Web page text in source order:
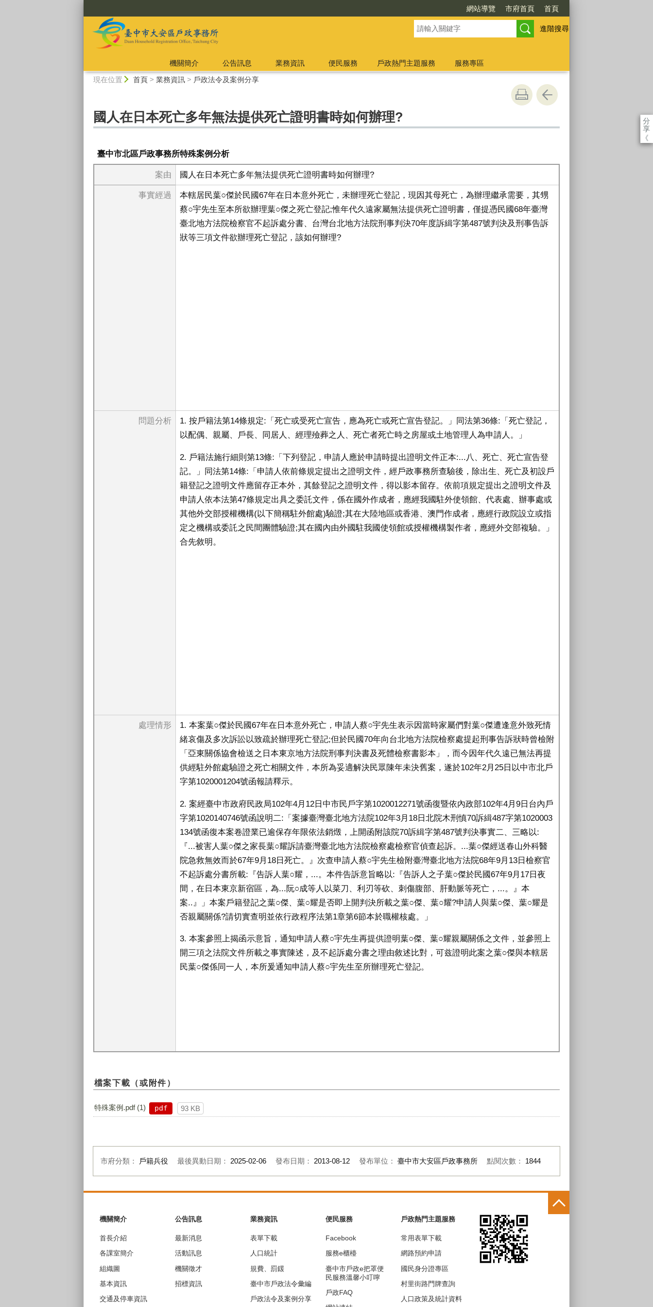
網站導覽 市府首頁 首頁
進階搜尋
機關簡介 公告訊息 業務資訊 便民服務 戶政熱門主題服務
服務專區
現在位置 首頁> 業務資訊> 戶政法令及案例分享
分
享
《
國人在日本死亡多年無法提供死亡證明書時如何辦理?
臺中市北區戶政事務所特殊案例分析
案由 國人在日本死亡多年無法提供死亡證明書時如何辦理?
事實經過
本轄居民葉○傑於民國67年在日本意外死亡，未辦理死亡登記，現因其母死亡，為辦理繼承需要，其甥
蔡○宇先生至本所欲辦理葉○傑之死亡登記;惟年代久遠家屬無法提供死亡證明書，僅提憑民國68年臺灣
臺北地方法院檢察官不起訴處分書、台灣台北地方法院刑事判決70年度訴緝字第487號判決及刑事告訴
狀等三項文件欲辦理死亡登記，該如何辦理?
問題分析
1. 按戶籍法第14條規定:「死亡或受死亡宣告，應為死亡或死亡宣告登記。」同法第36條:「死亡登記，
以配偶、親屬、戶長、同居人、經理殮葬之人、死亡者死亡時之房屋或土地管理人為申請人。」
2. 戶籍法施行細則第13條:「下列登記，申請人應於申請時提出證明文件正本:...八、死亡、死亡宣告登
記。」同法第14條:「申請人依前條規定提出之證明文件，經戶政事務所查驗後，除出生、死亡及初設戶
籍登記之證明文件應留存正本外，其餘登記之證明文件，得以影本留存。依前項規定提出之證明文件及
申請人依本法第47條規定出具之委託文件，係在國外作成者，應經我國駐外使領館、代表處、辦事處或
其他外交部授權機構(以下簡稱駐外館處)驗證;其在大陸地區或香港、澳門作成者，應經行政院設立或指
定之機構或委託之民間團體驗證;其在國內由外國駐我國使領館或授權機構製作者，應經外交部複驗。」
合先敘明。
處理情形
1. 本案葉○傑於民國67年在日本意外死亡，申請人蔡○宇先生表示因當時家屬們對葉○傑遭逢意外致死情
緒哀傷及多次訴訟以致疏於辦理死亡登記;但於民國70年向台北地方法院檢察處提起刑事告訴狀時曾檢附
「亞東關係協會檢送之日本東京地方法院刑事判決書及死體檢察書影本」，而今因年代久遠已無法再提
供經駐外館處驗證之死亡相關文件，本所為妥適解決民眾陳年未決舊案，遂於102年2月25日以中市北戶
字第1020001204號函報請釋示。
2. 案經臺中市政府民政局102年4月12日中市民戶字第1020012271號函復暨依內政部102年4月9日台內戶
字第1020140746號函說明二:「案據臺灣臺北地方法院102年3月18日北院木刑慎70訴緝487字第1020003
134號函復本案卷證業已逾保存年限依法銷燬，上開函附該院70訴緝字第487號判決事實二、三略以:
『...被害人葉○傑之家長葉○耀訴請臺灣臺北地方法院檢察處檢察官偵查起訴。...葉○傑經送春山外科醫
院急救無效而於67年9月18日死亡。』次查申請人蔡○宇先生檢附臺灣臺北地方法院68年9月13日檢察官
不起訴處分書所載:『告訴人葉○耀，...。本件告訴意旨略以:『告訴人之子葉○傑於民國67年9月17日夜
間，在日本東京新宿區，為...阮○成等人以菜刀、利刃等砍、刺傷腹部、肝動脈等死亡，...。』本
案..』」本案戶籍登記之葉○傑、葉○耀是否即上開判決所載之葉○傑、葉○耀?申請人與葉○傑、葉○耀是
否親屬關係?請切實查明並依行政程序法第1章第6節本於職權核處。」
3. 本案參照上揭函示意旨，通知申請人蔡○宇先生再提供證明葉○傑、葉○耀親屬關係之文件，並參照上
開三項之法院文件所載之事實陳述，及不起訴處分書之理由敘述比對，可兹證明此案之葉○傑與本轄居
民葉○傑係同一人，本所爰通知申請人蔡○宇先生至所辦理死亡登記。
檔案下載（或附件）
特殊案例.pdf (1) pdf 93 KB
市府分類： 戶籍兵役 最後異動日期： 2025-02-06 發布日期： 2013-08-12 發布單位： 臺中市大安區戶政事務所 點閱次數： 1844
機關簡介
首長介紹
各課室簡介
組織圖
基本資訊
交通及停車資訊
公告訊息
最新消息
活動訊息
機關徵才
招標資訊
業務資訊
表單下載
人口統計
規費、罰鍰
臺中市戶政法令彙編
戶政法令及案例分享
便民服務
Facebook
服務e櫃檯
臺中市戶政e把罩便
民服務溫馨小叮嚀
戶政FAQ
戶政熱門主題服務
常用表單下載
網路預約申請
國民身分證專區
村里街路門牌查詢
人口政策及統計資料